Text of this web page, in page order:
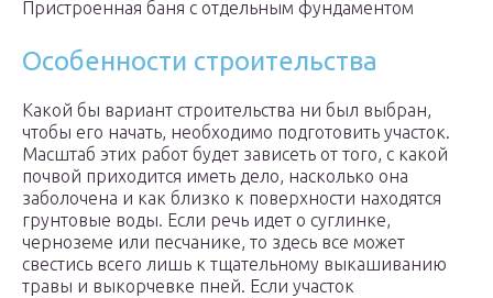
Пристроенная баня с отдельным фундаментом
Особенности строительства
Какой бы вариант строительства ни был выбран,
чтобы его начать, необходимо подготовить участок.
Масштаб этих работ будет зависеть от того, с какой
почвой приходится иметь дело, насколько она
заболочена и как близко к поверхности находятся
грунтовые воды. Если речь идет о суглинке,
черноземе или песчанике, то здесь все может
свестись всего лишь к тщательному выкашиванию
травы и выкорчевке пней. Если участок